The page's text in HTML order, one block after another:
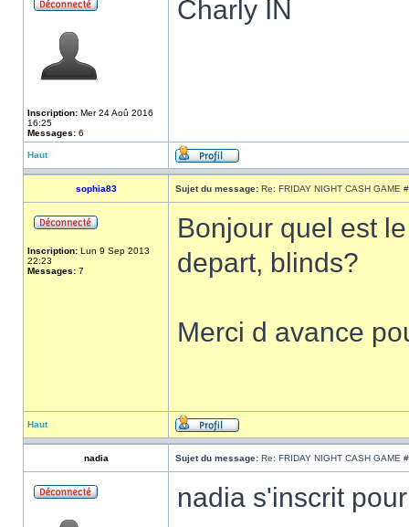
Inscription: Mer 24 Aoû 2016
16:25
Messages: 6
Charly IN
Haut
sophia83 Sujet du message: Re: FRIDAY NIGHT CASH GAME
Inscription: Lun 9 Sep 2013
22:23
Messages: 7
Bonjour quel est
depart, blinds?
Merci d avance
Haut
nadia Sujet du message: Re: FRIDAY NIGHT CASH GAME
nadia s'inscrit